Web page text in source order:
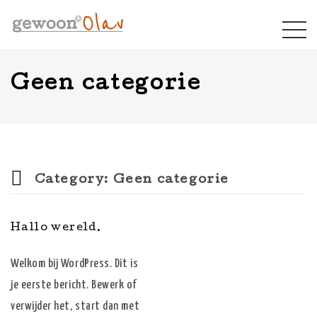
Geen categorie
Category: Geen categorie
Hallo wereld.
Welkom bij WordPress. Dit is
je eerste bericht. Bewerk of
verwijder het, start dan met